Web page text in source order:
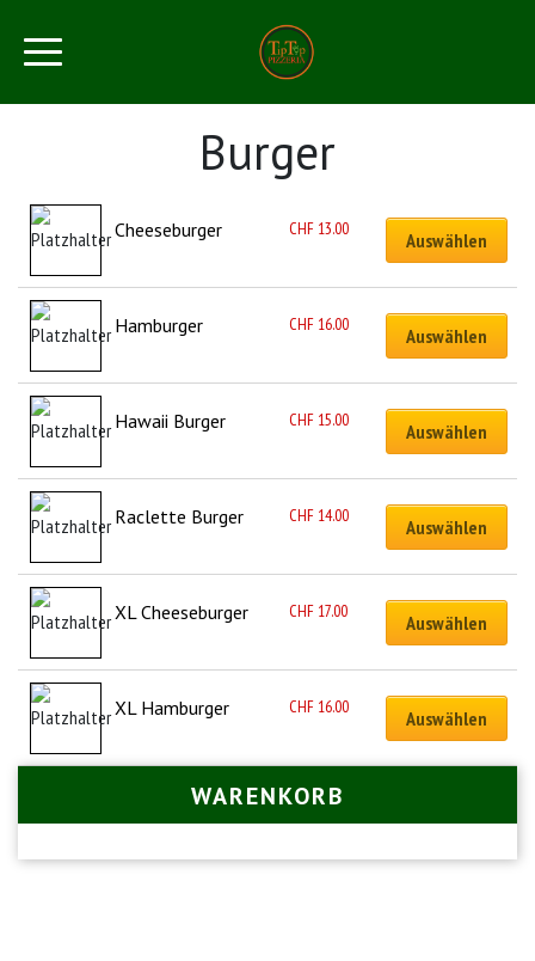
Burger
Cheeseburger CHF 13.00 Auswählen
Hamburger CHF 16.00 Auswählen
Hawaii Burger CHF 15.00 Auswählen
Raclette Burger CHF 14.00 Auswählen
XL Cheeseburger CHF 17.00 Auswählen
XL Hamburger CHF 16.00 Auswählen
WARENKORB